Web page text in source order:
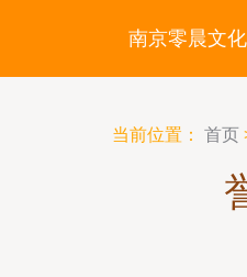
南京零晨文
当前位置： 首页